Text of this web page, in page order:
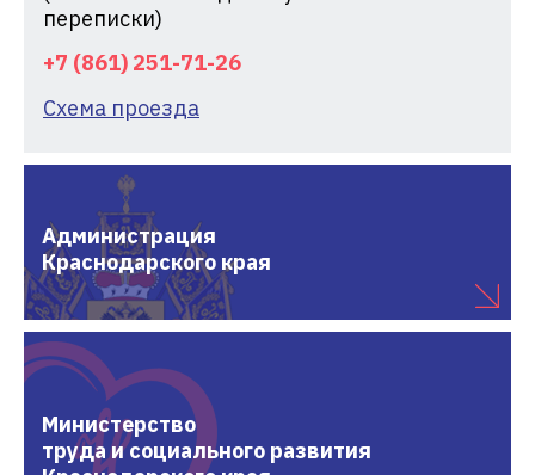
переписки)
+7 (861) 251-71-26
Схема проезда
Администрация
Краснодарского края
Министерство
труда и социального развития